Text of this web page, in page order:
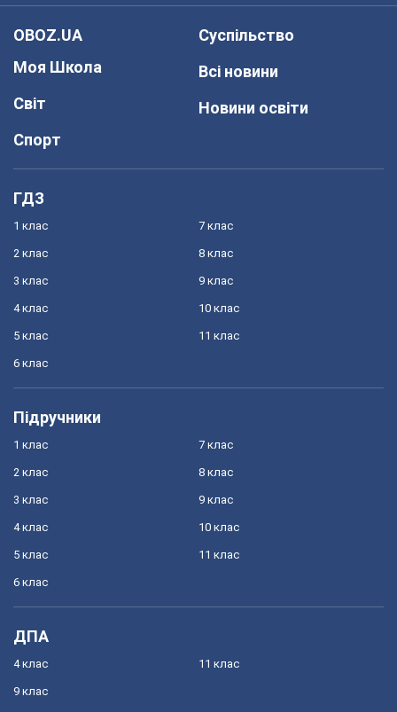
OBOZ.UA
Моя Школа
Світ
Спорт
Суспільство
Всі новини
Новини освіти
ГДЗ
1 клас
2 клас
3 клас
4 клас
5 клас
6 клас
7 клас
8 клас
9 клас
10 клас
11 клас
Підручники
1 клас
2 клас
3 клас
4 клас
5 клас
6 клас
7 клас
8 клас
9 клас
10 клас
11 клас
ДПА
4 клас
9 клас
11 клас